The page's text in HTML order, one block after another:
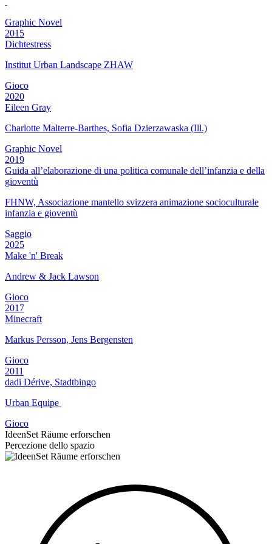
Graphic Novel
2015
Dichtestress
Institut Urban Landscape ZHAW
Gioco
2020
Eileen Gray
Charlotte Malterre-Barthes, Sofia Dzierzawaska (Ill.)
Graphic Novel
2019
Guida all’elaborazione di una politica comunale dell’infanzia e della
gioventù
FHNW, Associazione mantello svizzera animazione socioculturale
infanzia e gioventù
Saggio
2025
Make 'n' Break
Andrew & Jack Lawson
Gioco
2017
Minecraft
Markus Persson, Jens Bergensten
Gioco
2011
dadi Dérive, Stadtbingo
Urban Equipe
Gioco
IdeenSet Räume erforschen
Percezione dello spazio